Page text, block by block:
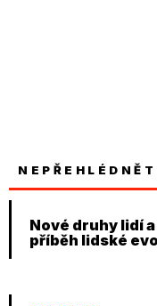
Nové druhy lidí
příběh lidské